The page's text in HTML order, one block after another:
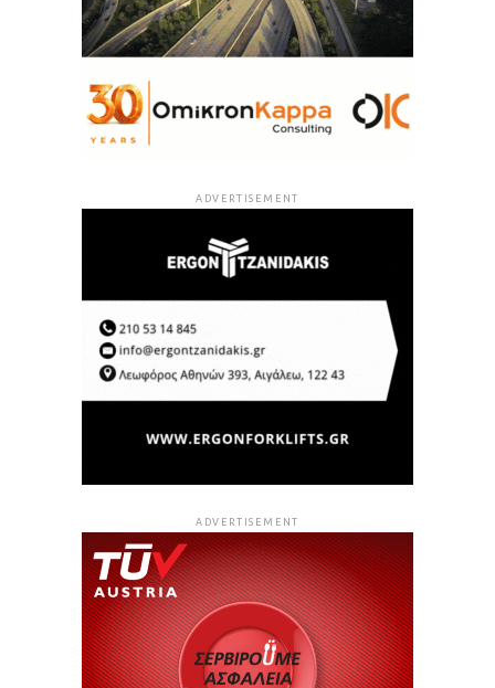
ADVERTISEMENT
ADVERTISEMENT